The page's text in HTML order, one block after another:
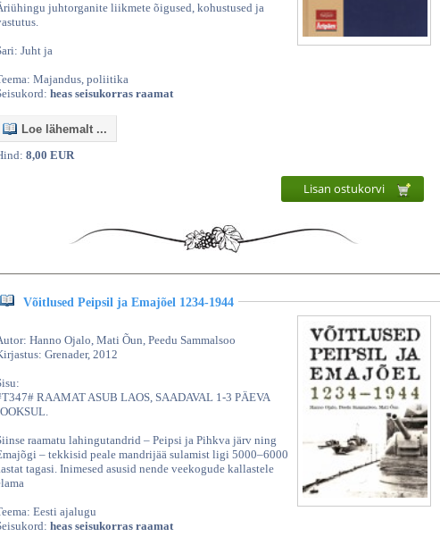
juhtorganite liikmete õigused, kohustused ja
Juht ja
Majandus, poliitika
heas seisukorras raamat
Loe lähemalt ...
8,00 EUR
Lisan ostukorvi
Võitlused Peipsil ja Emajõel 1234-1944
Hanno Ojalo, Mati Õun, Peedu Sammalsoo
Grenader, 2012
RAAMAT ASUB LAOS, SAADAVAL 1-3 PÄEVA
raamatu lahingutandrid – Peipsi ja Pihkva järv ning
– tekkisid peale mandrijää sulamist ligi 5000–6000
tagasi. Inimesed asusid nende veekogude kallastele
Eesti ajalugu
heas seisukorras raamat